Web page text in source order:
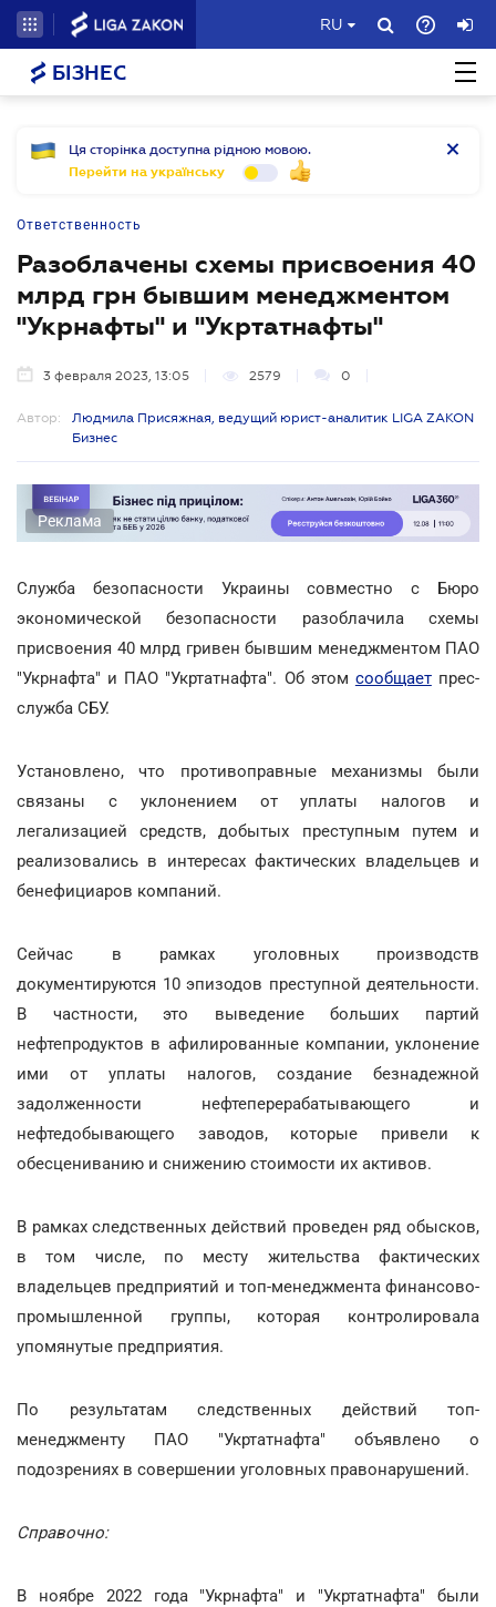
RU
БІЗНЕС
Ця сторінка доступна рідною мовою.
Перейти на українську
Ответственность
Разоблачены схемы присвоения 40
млрд грн бывшим менеджментом
"Укрнафты" и "Укртатнафты"
3 февраля 2023, 13:05 2579 0
Автор:
Людмила Присяжная, ведущий юрист-аналитик LIGA ZAKON
Бизнес
Реклама
Служба безопасности Украины совместно с Бюро
экономической безопасности разоблачила схемы
присвоения 40 млрд гривен бывшим менеджментом ПАО
"Укрнафта" и ПАО "Укртатнафта". Об этом сообщаетпрес-
служба СБУ.
Установлено, что противоправные механизмы были
связаны с уклонением от уплаты налогов и
легализацией средств, добытых преступным путем и
реализовались в интересах фактических владельцев и
бенефициаров компаний.
Сейчас в рамках уголовных производств
документируются 10 эпизодов преступной деятельности.
В частности, это выведение больших партий
нефтепродуктов в афилированные компании, уклонение
ими от уплаты налогов, создание безнадежной
задолженности нефтеперерабатывающего и
нефтедобывающего заводов, которые привели к
обесцениванию и снижению стоимости их активов.
В рамках следственных действий проведен ряд обысков,
в том числе, по месту жительства фактических
владельцев предприятий и топ-менеджмента финансово-
промышленной группы, которая контролировала
упомянутые предприятия.
По результатам следственных действий топ-
менеджменту ПАО "Укртатнафта" объявлено о
подозрениях в совершении уголовных правонарушений.
Справочно:
В ноябре 2022 года "Укрнафта" и "Укртатнафта" были